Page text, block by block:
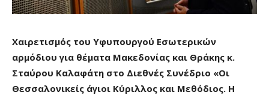
Χαιρετισμός του Υφυπουργού Εσωτερικών
αρμόδιου για θέματα Μακεδονίας και Θράκης κ.
Σταύρου Καλαφάτη στο Διεθνές Συνέδριο «Οι
Θεσσαλονικείς άγιοι Κύριλλος και Μεθόδιος. Η